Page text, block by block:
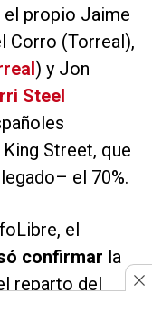
el propio Jaime
Corro (Torreal),
) y Jon
Steel
Street, que
el 70%.
el
confirmar la
reparto del